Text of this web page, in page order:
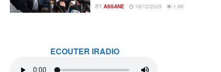
BY ASSANE 18/12/2025 1.9K
ECOUTER IRADIO